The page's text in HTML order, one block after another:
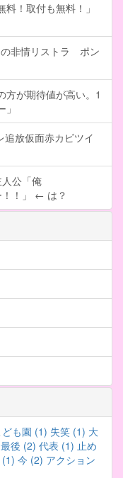
！取付も無料！」
の非情リストラ ポン
方が期待値が高い。1
放仮面赤カビツイ
公「俺
！！」 ← は？
ども園 (1) 失笑 (1) 大
最後 (2) 代表 (1) 止め
今 (2) アクション